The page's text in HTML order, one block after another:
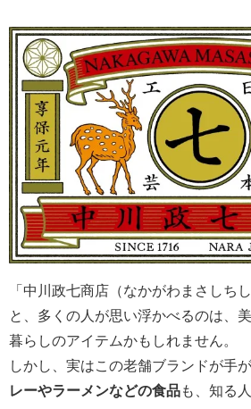
「中川政七商店（なかがわまさしち
と、多くの人が思い浮かべるのは、
暮らしのアイテムかもしれません。
しかし、実はこの老舗ブランドが手
レーやラーメンなどの食品も、知る